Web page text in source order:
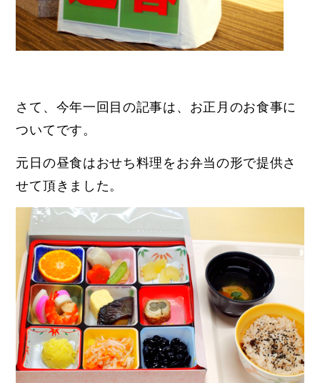
さて、今年一回目の記事は、お正月のお食事に
ついてです。
元日の昼食はおせち料理をお弁当の形で提供さ
せて頂きました。